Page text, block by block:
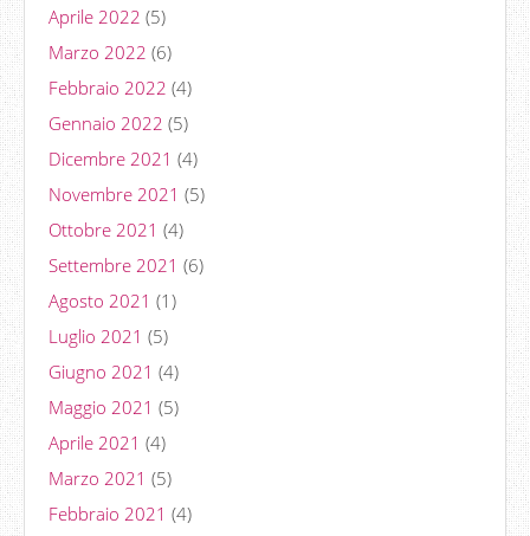
Aprile 2022 (5)
Marzo 2022 (6)
Febbraio 2022 (4)
Gennaio 2022 (5)
Dicembre 2021 (4)
Novembre 2021 (5)
Ottobre 2021 (4)
Settembre 2021 (6)
Agosto 2021 (1)
Luglio 2021 (5)
Giugno 2021 (4)
Maggio 2021 (5)
Aprile 2021 (4)
Marzo 2021 (5)
Febbraio 2021 (4)